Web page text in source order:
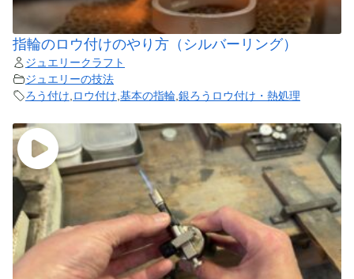
指輪のロウ付けのやり方（シルバーリング）
ジュエリークラフト
ジュエリーの技法
ろう付け ロウ付け 基本の指輪 銀ろうロウ付け・熱処理